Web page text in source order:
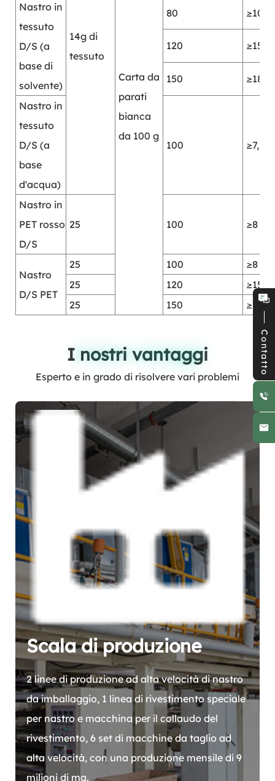
14g di
tessuto
Carta da
parati
bianca
da 100 g
Nastro in
tessuto
D/S (a
base di
solvente)
80 ≥10
120 ≥15
150 ≥18
Nastro in
tessuto
D/S (a
base
d'acqua)
100 ≥7,5
Nastro in
PET rosso
D/S
25 100 ≥8
Nastro
D/S PET
25 100
≥8
25
120
≥15
25
150 ≥20
I nostri vantaggi
I nostri vantaggi
Esperto e in grado di risolvere vari problemi
Scala di produzione
2 linee di produzione ad alta velocità di nastro
da imballaggio, 1 linea di rivestimento speciale
per nastro e macchina per il collaudo del
rivestimento, 6 set di macchine da taglio ad
alta velocità, con una produzione mensile di 9
milioni di mq.
Contatto